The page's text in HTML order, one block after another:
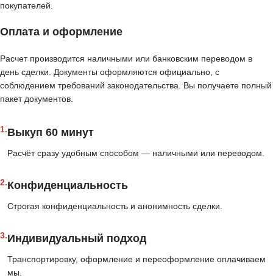
покупателей.
Оплата и оформление
Расчет производится наличными или банковским переводом в
день сделки. Документы оформляются официально, с
соблюдением требований законодательства. Вы получаете полный
пакет документов.
1.Выкуп 60 минут
Расчёт сразу удобным способом — наличными или переводом.
2.Конфиденциальность
Строгая конфиденциальность и анонимность сделки.
3.Индивидуальный подход
Транспортировку, оформление и переоформление оплачиваем
мы.